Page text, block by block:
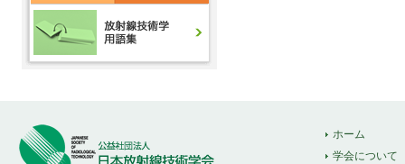
ホーム
学会について